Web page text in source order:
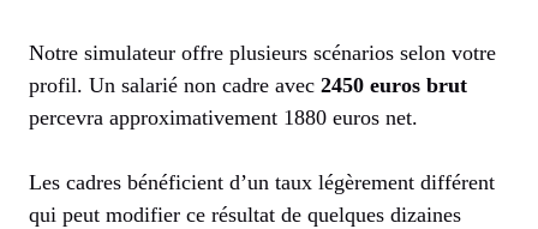
Notre simulateur offre plusieurs scénarios selon votre
profil. Un salarié non cadre avec 2450 euros brut
percevra approximativement 1880 euros net.
Les cadres bénéficient d’un taux légèrement différent
qui peut modifier ce résultat de quelques dizaines